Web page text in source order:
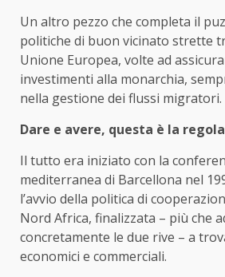
Un altro pezzo che completa il
politiche di buon vicinato strette
Unione Europea, volte ad
investimenti alla monarchia,
nella gestione dei flussi migratori.
Dare e avere, questa è la
Il tutto era iniziato con la
mediterranea di Barcellona nel
l’avvio della politica di
Nord Africa, finalizzata – più che
concretamente le due rive – a
economici e commerciali.